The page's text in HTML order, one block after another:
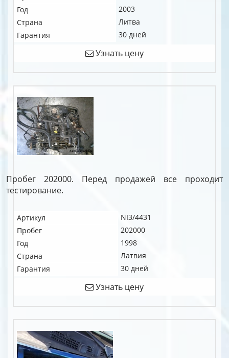
Год
2003
Страна
Литва
Гарантия
30 дней
Узнать цену
Пробег 202000. Перед продажей все проходит
тестирование.
Артикул
NI3/4431
Пробег
202000
Год
1998
Страна
Латвия
Гарантия
30 дней
Узнать цену